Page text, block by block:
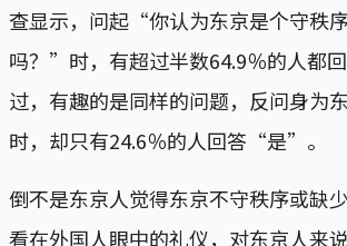
查显示，问起“你认为东京是个守秩
吗？”时，有超过半数64.9％的人都
过，有趣的是同样的问题，反问身为
时，却只有24.6％的人回答“是”。
倒不是东京人觉得东京不守秩序或缺
看在外国人眼中的礼仪，对东京人来